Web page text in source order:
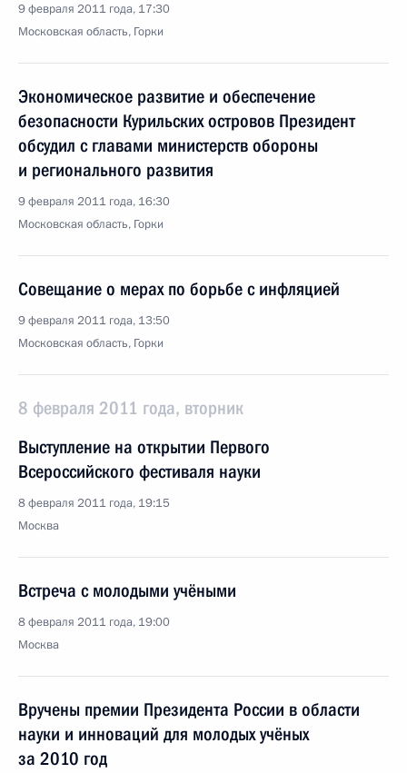
9 февраля 2011 года, 17:30
Московская область, Горки
Экономическое развитие и обеспечение
безопасности Курильских островов Президент
обсудил с главами министерств обороны
и регионального развития
9 февраля 2011 года, 16:30
Московская область, Горки
Совещание о мерах по борьбе с инфляцией
9 февраля 2011 года, 13:50
Московская область, Горки
8 февраля 2011 года, вторник
Выступление на открытии Первого
Всероссийского фестиваля науки
8 февраля 2011 года, 19:15
Москва
Встреча с молодыми учёными
8 февраля 2011 года, 19:00
Москва
Вручены премии Президента России в области
науки и инноваций для молодых учёных
за 2010 год